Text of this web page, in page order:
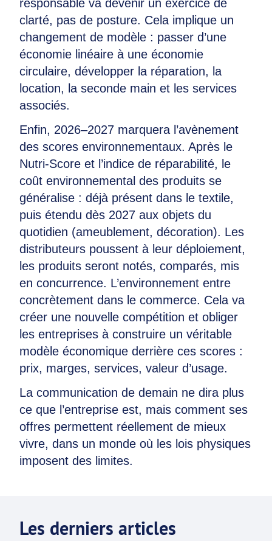
responsable va devenir un exercice de
clarté, pas de posture. Cela implique un
changement de modèle : passer d’une
économie linéaire à une économie
circulaire, développer la réparation, la
location, la seconde main et les services
associés.
Enfin, 2026–2027 marquera l’avènement
des scores environnementaux. Après le
Nutri-Score et l’indice de réparabilité, le
coût environnemental des produits se
généralise : déjà présent dans le textile,
puis étendu dès 2027 aux objets du
quotidien (ameublement, décoration). Les
distributeurs poussent à leur déploiement,
les produits seront notés, comparés, mis
en concurrence. L’environnement entre
concrètement dans le commerce. Cela va
créer une nouvelle compétition et obliger
les entreprises à construire un véritable
modèle économique derrière ces scores :
prix, marges, services, valeur d’usage.
La communication de demain ne dira plus
ce que l’entreprise est, mais comment ses
offres permettent réellement de mieux
vivre, dans un monde où les lois physiques
imposent des limites.
Les derniers articles